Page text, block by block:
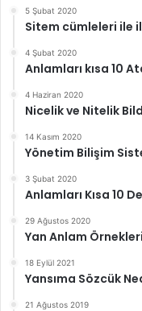
5 Şubat 2020
Sitem cümleleri ile
4 Şubat 2020
Anlamları kısa 10
4 Haziran 2020
Nicelik ve Nitelik
14 Kasım 2020
Yönetim Bilişim
3 Şubat 2020
Anlamları Kısa 10
29 Ağustos 2020
Yan Anlam Örnekleri
18 Eylül 2021
Yansıma Sözcük
21 Ağustos 2019